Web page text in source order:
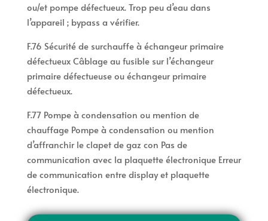
ou/et pompe défectueux. Trop peu d’eau dans
l’appareil ; bypass a vérifier.
F.76 Sécurité de surchauffe à échangeur primaire
défectueux Câblage au fusible sur l’échangeur
primaire défectueuse ou échangeur primaire
défectueux.
F.77 Pompe à condensation ou mention de
chauffage Pompe à condensation ou mention
d’affranchir le clapet de gaz con Pas de
communication avec la plaquette électronique Erreur
de communication entre display et plaquette
électronique.